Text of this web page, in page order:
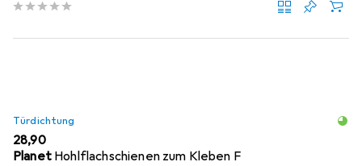
Türdichtung
EUR
28,90
Planet Hohlflachschienen zum Kleben F